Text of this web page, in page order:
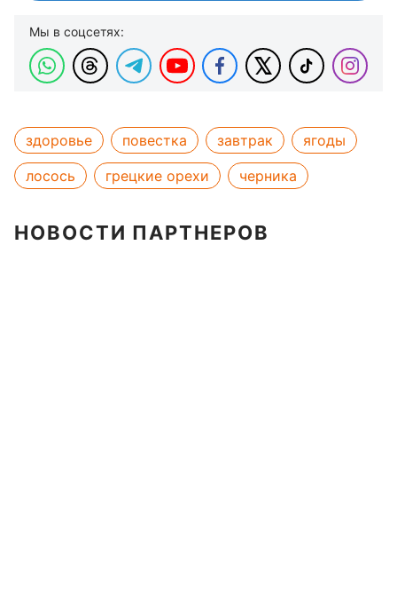
Мы в соцсетях:
здоровье повестка завтрак
ягоды
лосось
грецкие орехи черника
НОВОСТИ ПАРТНЕРОВ